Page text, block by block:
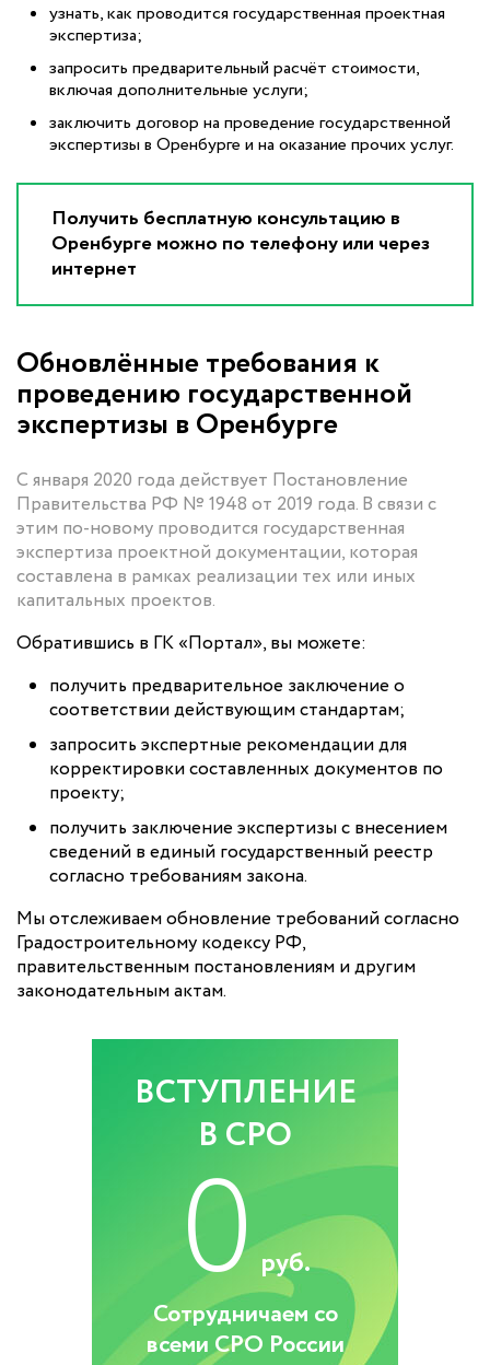
узнать, как проводится государственная проектная
экспертиза;
запросить предварительный расчёт стоимости,
включая дополнительные услуги;
заключить договор на проведение государственной
экспертизы в Оренбурге и на оказание прочих услуг.
Получить бесплатную консультацию в
Оренбурге можно по телефону или через
интернет
Обновлённые требования к
проведению государственной
экспертизы в Оренбурге
С января 2020 года действует Постановление
Правительства РФ № 1948 от 2019 года. В связи с
этим по-новому проводится государственная
экспертиза проектной документации, которая
составлена в рамках реализации тех или иных
капитальных проектов.
Обратившись в ГК «Портал», вы можете:
получить предварительное заключение о
соответствии действующим стандартам;
запросить экспертные рекомендации для
корректировки составленных документов по
проекту;
получить заключение экспертизы с внесением
сведений в единый государственный реестр
согласно требованиям закона.
Мы отслеживаем обновление требований согласно
Градостроительному кодексу РФ,
правительственным постановлениям и другим
законодательным актам.
ВСТУПЛЕНИЕ
В СРО
0 руб.
Сотрудничаем со
всеми СРО России